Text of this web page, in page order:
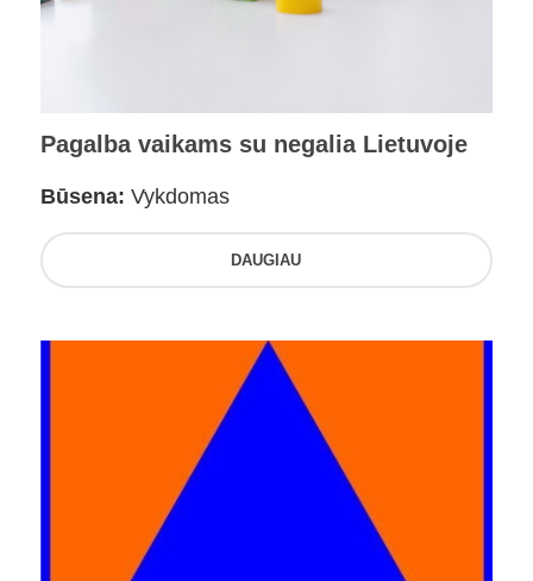
Pagalba vaikams su negalia Lietuvoje
Būsena: Vykdomas
DAUGIAU